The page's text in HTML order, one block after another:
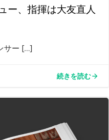
ー、指揮は大友直人
サー […]
続きを読む